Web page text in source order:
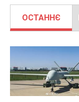
ОСТАННЄ